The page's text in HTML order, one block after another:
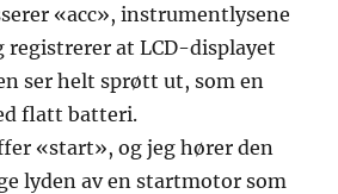
«acc», instrumentlysene
registrerer at LCD-displayet
ser helt sprøtt ut, som en
flatt batteri.
«start», og jeg hører den
lyden av en startmotor som